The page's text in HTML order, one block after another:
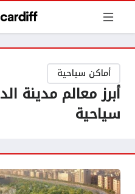
أماكن سياحية
أبرز معالم مدينة
سياحية